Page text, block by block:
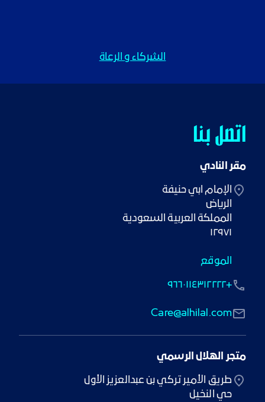
الشركاء و الرعاة
اتصل بنا
مقر النادي
١٢٩٧١
الموقع
Care@alhilal.com
+٩٦٦٠١١٤٣١٢٢٢٢
متجر الهلال الرسمي
حي النخيل